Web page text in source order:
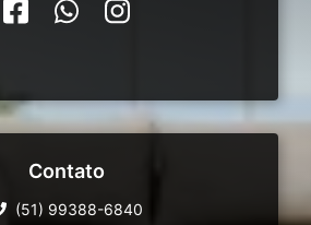
Contato
(51) 99388-6840